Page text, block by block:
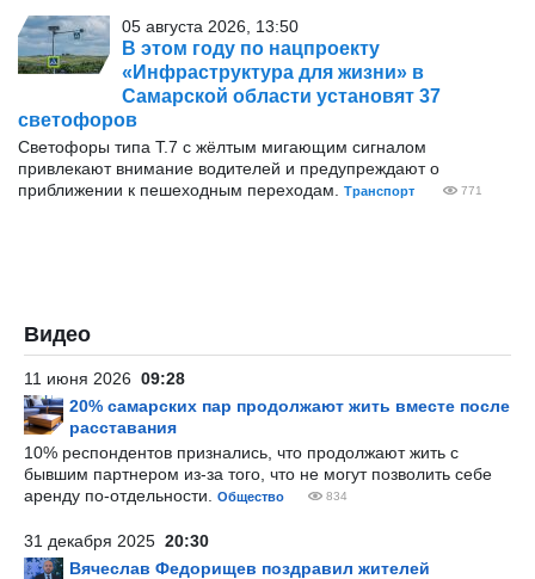
05 августа 2026, 13:50
В этом году по нацпроекту
«Инфраструктура для жизни» в
Самарской области установят 37
светофоров
Светофоры типа Т.7 с жёлтым мигающим сигналом
привлекают внимание водителей и предупреждают о
приближении к пешеходным переходам.
Транспорт 771
Видео
11 июня 2026 09:28
20% самарских пар продолжают жить вместе после
расставания
10% респондентов признались, что продолжают жить с
бывшим партнером из-за того, что не могут позволить себе
аренду по-отдельности.
Общество 834
31 декабря 2025 20:30
Вячеслав Федорищев поздравил жителей